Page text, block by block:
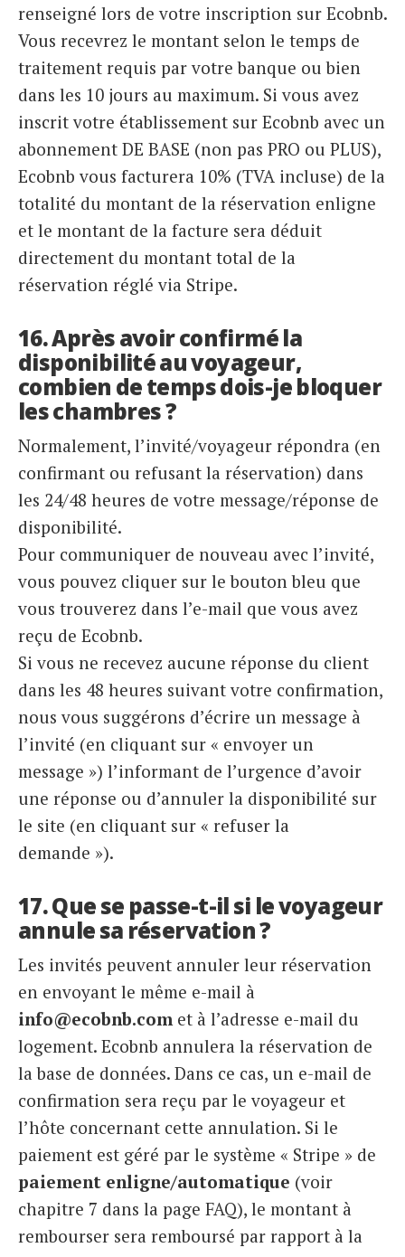
renseigné lors de votre inscription sur Ecobnb.
Vous recevrez le montant selon le temps de
traitement requis par votre banque ou bien
dans les 10 jours au maximum. Si vous avez
inscrit votre établissement sur Ecobnb avec un
abonnement DE BASE (non pas PRO ou PLUS),
Ecobnb vous facturera 10% (TVA incluse) de la
totalité du montant de la réservation enligne
et le montant de la facture sera déduit
directement du montant total de la
réservation réglé via Stripe.
16. Après avoir confirmé la
disponibilité au voyageur,
combien de temps dois-je bloquer
les chambres ?
Normalement, l’invité/voyageur répondra (en
confirmant ou refusant la réservation) dans
les 24/48 heures de votre message/réponse de
disponibilité.
Pour communiquer de nouveau avec l’invité,
vous pouvez cliquer sur le bouton bleu que
vous trouverez dans l’e-mail que vous avez
reçu de Ecobnb.
Si vous ne recevez aucune réponse du client
dans les 48 heures suivant votre confirmation,
nous vous suggérons d’écrire un message à
l’invité (en cliquant sur « envoyer un
message ») l’informant de l’urgence d’avoir
une réponse ou d’annuler la disponibilité sur
le site (en cliquant sur « refuser la
demande »).
17. Que se passe-t-il si le voyageur
annule sa réservation ?
Les invités peuvent annuler leur réservation
en envoyant le même e-mail à
info@ecobnb.com et à l’adresse e-mail du
logement. Ecobnb annulera la réservation de
la base de données. Dans ce cas, un e-mail de
confirmation sera reçu par le voyageur et
l’hôte concernant cette annulation. Si le
paiement est géré par le système « Stripe » de
paiement enligne/automatique (voir
chapitre 7 dans la page FAQ), le montant à
rembourser sera remboursé par rapport à la